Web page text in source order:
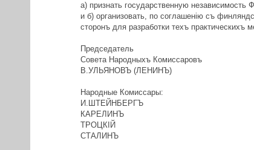
а) признать государственную независимость
и б) организовать, по соглашенiю съ
сторонъ для разработки техъ
Председатель
Совета Народныхъ Комиссаровъ
В.УЛЬЯНОВЪ (ЛЕНИНЪ)
Народные Комиссары:
И.ШТЕЙНБЕРГЪ
КАРЕЛИНЪ
ТРОЦКIЙ
СТАЛИНЪ